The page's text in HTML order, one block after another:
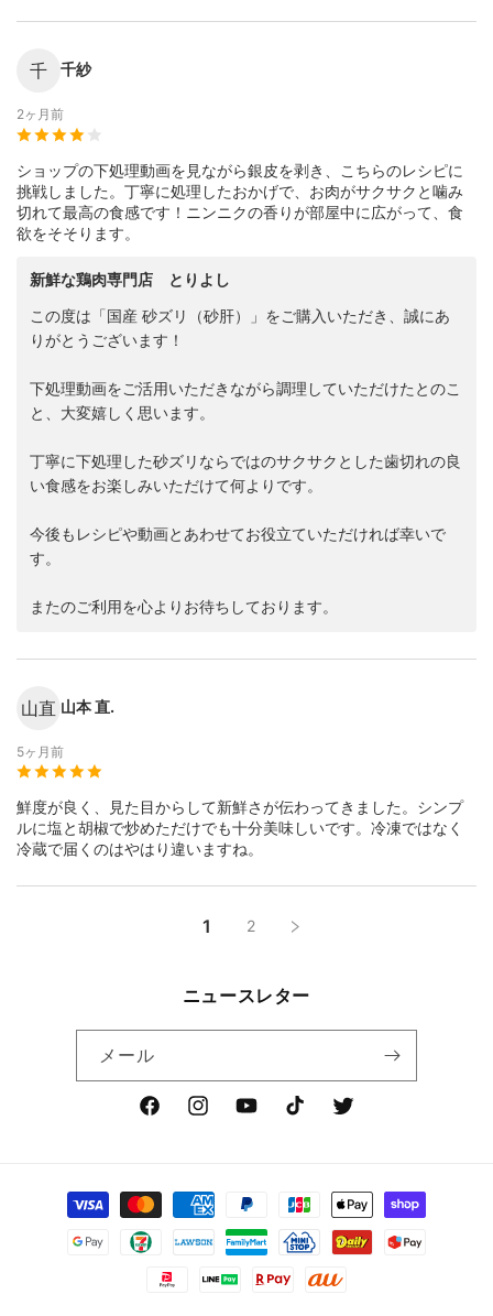
千 千紗
2ヶ月前
ショップの下処理動画を見ながら銀皮を剥き、こちらのレシピに
挑戦しました。丁寧に処理したおかげで、お肉がサクサクと噛み
切れて最高の食感です！ニンニクの香りが部屋中に広がって、食
欲をそそります。
新鮮な鶏肉専門店 とりよし
この度は「国産 砂ズリ（砂肝）」をご購入いただき、誠にあ
りがとうございます！
下処理動画をご活用いただきながら調理していただけたとのこ
と、大変嬉しく思います。
丁寧に下処理した砂ズリならではのサクサクとした歯切れの良
い食感をお楽しみいただけて何よりです。
今後もレシピや動画とあわせてお役立ていただければ幸いで
す。
またのご利用を心よりお待ちしております。
山直 山本 直.
5ヶ月前
鮮度が良く、見た目からして新鮮さが伝わってきました。シンプ
ルに塩と胡椒で炒めただけでも十分美味しいです。冷凍ではなく
冷蔵で届くのはやはり違いますね。
1 2
ニュースレター
メール
FacebookInstagramYouTubeTikTok Twitter